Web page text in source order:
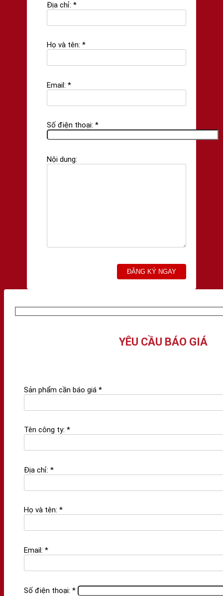
Địa chỉ: *
Họ và tên: *
Email: *
Số điện thoại: *
Nội dung:
YÊU CẦU BÁO GIÁ
Sản phẩm cần báo giá *
Tên công ty: *
Địa chỉ: *
Họ và tên: *
Email: *
Số điện thoại: *